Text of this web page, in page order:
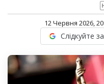
12 Червня 2026,
Слідкуйте